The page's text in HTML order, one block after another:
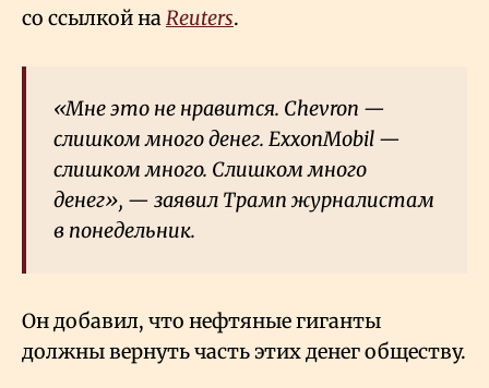
со ссылкой наReuters.
«Мне это не нравится. Chevron —
слишком много денег. ExxonMobil —
слишком много. Слишком много
денег», — заявил Трамп журналистам
в понедельник.
Он добавил, что нефтяные гиганты
должны вернуть часть этих денег обществу.